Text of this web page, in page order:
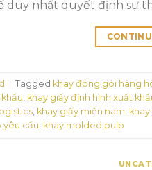
duy nhất quyết định sự
Tagged khay đóng gói hàng
, khay giấy định hình xuất
, khay giấy miền nam,
yêu cầu, khay molded pulp